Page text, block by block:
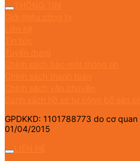
GPDKKD: 1101788773 do cơ
01/04/2015